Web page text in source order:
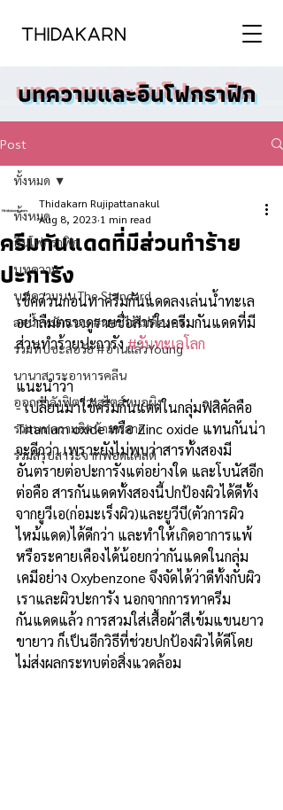
บทความและอินโฟกราฟิก
Post
ทั้งหมด
อินโฟกราฟิก
บทความ
บทความบน The Standard
ลดน้ำหนักแบบ #ผอมได้ไม่ต้องอด
รวมทิปชะลอวัย #อ่านแล้วYoung
นานาสาระอาหารคลีน
ออกกำลังฟิตร่างสไตล์หมอผิง
รวมบทความฮิตห้ามพลาด
รวมสรุปสาระจากพอดแคสต์
ทั้งหมด
ครีมกันแดดที่มีส่วนทำร้าย
ปะการัง
Thidakarn Rujipattanakul
Aug 8, 2023 1 min read
เช็คด่วนก่อนทาครีมกันแดดลงเล่นน้ำทะเล
อย่าลืมตรวจดูรายชื่อสารในครีมกันแดดที่มี
ส่วนทำร้ายปะการัง #วันทะเลโลก
แนะนำว่า
- เปลี่ยนมาใช้ครีมกันแดดในกลุ่มฟิสิคัลคือ
Titanium oxide หรือ Zinc oxide แทนกันน่า
จะดีกว่า เพราะยังไม่พบว่าสารทั้งสองมี
อันตรายต่อปะการังแต่อย่างใด และโบนัสอีก
ต่อคือ สารกันแดดทั้งสองนี้ปกป้องผิวได้ดีทั้ง
จากยูวีเอ(ก่อมะเร็งผิว)และยูวีบี(ตัวการผิว
ไหม้แดด)ได้ดีกว่า และทำให้เกิดอาการแพ้
หรือระคายเคืองได้น้อยกว่ากันแดดในกลุ่ม
เคมีอย่าง Oxybenzone จึงจัดได้ว่าดีทั้งกับผิว
เราและผิวปะการัง นอกจากการทาครีม
กันแดดแล้ว การสวมใส่เสื้อผ้าสีเข้มแขนยาว
ขายาว ก็เป็นอีกวิธีที่ช่วยปกป้องผิวได้ดีโดย
ไม่ส่งผลกระทบต่อสิ่งแวดล้อม